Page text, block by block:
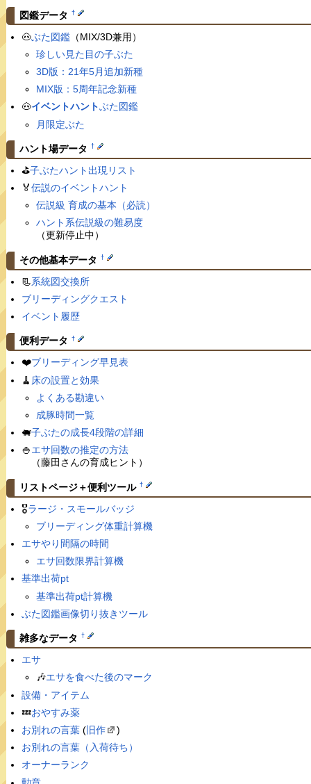
図鑑データ †
🐽ぶた図鑑（MIX/3D兼用）
珍しい見た目の子ぶた
3D版：21年5月追加新種
MIX版：5周年記念新種
🐽イベントハントぶた図鑑
月限定ぶた
ハント場データ †
⛳️子ぶたハント出現リスト
🏅伝説のイベントハント
伝説級 育成の基本（必読）
ハント系伝説級の難易度
（更新停止中）
その他基本データ †
📃系統図交換所
ブリーディングクエスト
イベント履歴
便利データ †
❤️ブリーディング早見表
🧹 床の設置と効果
よくある勘違い
成豚時間一覧
🐖子ぶたの成長4段階の詳細
🍚エサ回数の推定の方法
（藤田さんの育成ヒント）
リストページ＋便利ツール †
🎖ラージ・スモールバッジ
ブリーディング体重計算機
エサやり間隔の時間
エサ回数限界計算機
基準出荷pt
基準出荷pt計算機
ぶた図鑑画像切り抜きツール
雑多なデータ †
エサ
🎶エサを食べた後のマーク
設備・アイテム
💤おやすみ薬
お別れの言葉(旧作
)
お別れの言葉（入荷待ち）
オーナーランク